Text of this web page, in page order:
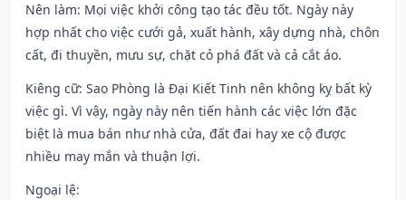
Nên làm: Mọi việc khởi công tạo tác đều tốt. Ngày này
hợp nhất cho việc cưới gả, xuất hành, xây dựng nhà, chôn
cất, đi thuyền, mưu sự, chặt cỏ phá đất và cả cắt áo.
Kiêng cữ: Sao Phòng là Đại Kiết Tinh nên không kỵ bất kỳ
việc gì. Vì vậy, ngày này nên tiến hành các việc lớn đặc
biệt là mua bán như nhà cửa, đất đai hay xe cộ được
nhiều may mắn và thuận lợi.
Ngoại lệ: